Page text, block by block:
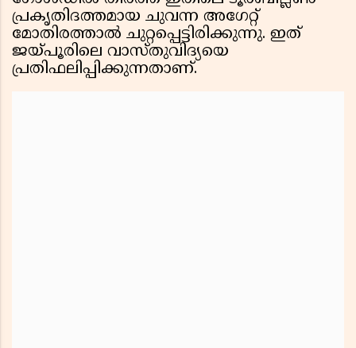
പ്രകൃതിദത്തമായ ചുവന്ന അഗേറ്റ്
മോതിരത്താൽ ചുറ്റപ്പെട്ടിരിക്കുന്നു. ഇത്
ജയ്പൂരിലെ വാസ്തുവിദ്യയെ
പ്രതിഫലിപ്പിക്കുന്നതാണ്.